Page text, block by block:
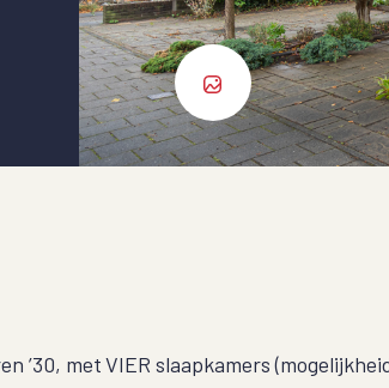
’30, met VIER slaapkamers